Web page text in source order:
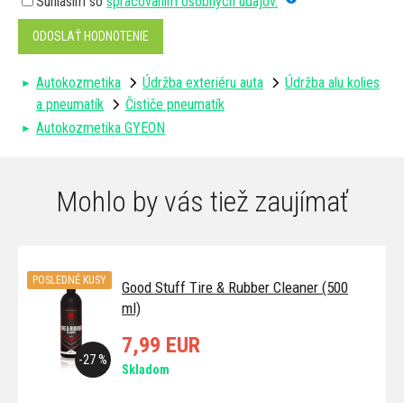
ODOSLAŤ HODNOTENIE
Autokozmetika Údržba exteriéru auta
Údržba alu kolies
a pneumatík
Čističe pneumatík
Autokozmetika GYEON
Mohlo by vás tiež zaujímať
Good Stuff Tire & Rubber Cleaner (500
ml)
-27 %
POSLEDNÉ KUSY
7,99 EUR
Skladom